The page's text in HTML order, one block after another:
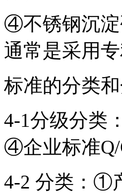
④不锈钢沉淀
通常是采用
标准的分类
4-1分级分类
④企业标准Q/
4-2 分类：①